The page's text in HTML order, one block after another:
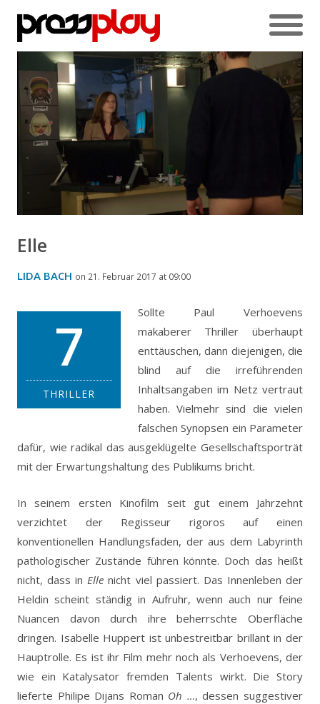
Elle
LIDA BACH on 21. Februar 2017 at 09:00
7
THRILLER
Sollte Paul Verhoevens
makaberer Thriller überhaupt
enttäuschen, dann diejenigen, die
blind auf die irreführenden
Inhaltsangaben im Netz vertraut
haben. Vielmehr sind die vielen
falschen Synopsen ein Parameter
dafür, wie radikal das ausgeklügelte Gesellschaftsporträt
mit der Erwartungshaltung des Publikums bricht.
In seinem ersten Kinofilm seit gut einem Jahrzehnt
verzichtet der Regisseur rigoros auf einen
konventionellen Handlungsfaden, der aus dem Labyrinth
pathologischer Zustände führen könnte. Doch das heißt
nicht, dass in Elle nicht viel passiert. Das Innenleben der
Heldin scheint ständig in Aufruhr, wenn auch nur feine
Nuancen davon durch ihre beherrschte Oberfläche
dringen. Isabelle Huppert ist unbestreitbar brillant in der
Hauptrolle. Es ist ihr Film mehr noch als Verhoevens, der
wie ein Katalysator fremden Talents wirkt. Die Story
lieferte Philipe Dijans Roman Oh …, dessen suggestiver